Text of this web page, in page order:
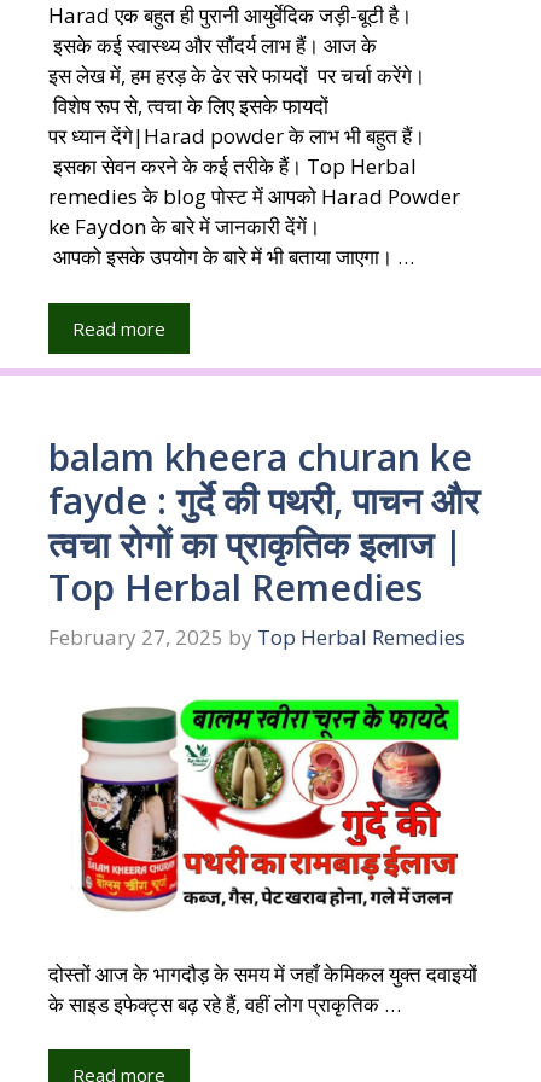
Harad एक बहुत ही पुरानी आयुर्वेदिक जड़ी-बूटी है।
इसके कई स्वास्थ्य और सौंदर्य लाभ हैं। आज के
इस लेख में, हम हरड़ के ढेर सरे फायदों पर चर्चा करेंगे।
विशेष रूप से, त्वचा के लिए इसके फायदों
पर ध्यान देंगे|Harad powder के लाभ भी बहुत हैं।
इसका सेवन करने के कई तरीके हैं। Top Herbal
remedies के blog पोस्ट में आपको Harad Powder
ke Faydon के बारे में जानकारी देंगें।
आपको इसके उपयोग के बारे में भी बताया जाएगा। …
Read more
balam kheera churan ke
fayde : गुर्दे की पथरी, पाचन और
त्वचा रोगों का प्राकृतिक इलाज |
Top Herbal Remedies
February 27, 2025 by Top Herbal Remedies
दोस्तों आज के भागदौड़ के समय में जहाँ केमिकल युक्त दवाइयों
के साइड इफेक्ट्स बढ़ रहे हैं, वहीं लोग प्राकृतिक …
Read more